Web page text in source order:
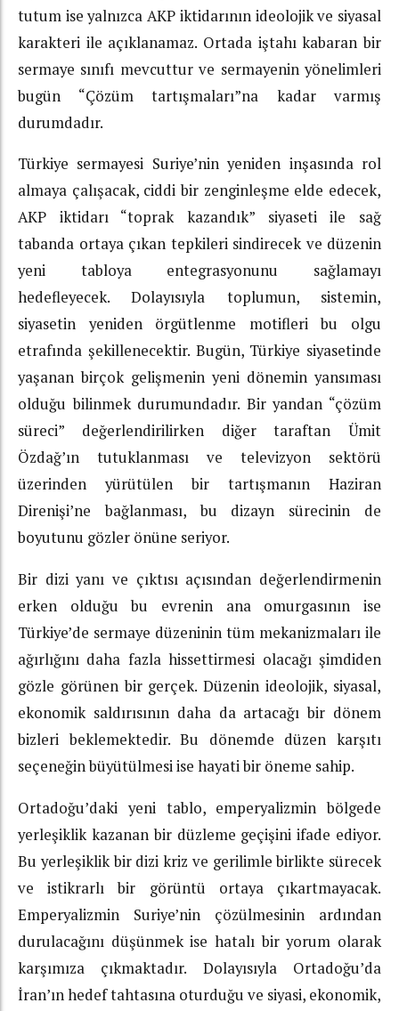
tutum ise yalnızca AKP iktidarının ideolojik ve siyasal
karakteri ile açıklanamaz. Ortada iştahı kabaran bir
sermaye sınıfı mevcuttur ve sermayenin yönelimleri
bugün “Çözüm tartışmaları”na kadar varmış
durumdadır.
Türkiye sermayesi Suriye’nin yeniden inşasında rol
almaya çalışacak, ciddi bir zenginleşme elde edecek,
AKP iktidarı “toprak kazandık” siyaseti ile sağ
tabanda ortaya çıkan tepkileri sindirecek ve düzenin
yeni tabloya entegrasyonunu sağlamayı
hedefleyecek. Dolayısıyla toplumun, sistemin,
siyasetin yeniden örgütlenme motifleri bu olgu
etrafında şekillenecektir. Bugün, Türkiye siyasetinde
yaşanan birçok gelişmenin yeni dönemin yansıması
olduğu bilinmek durumundadır. Bir yandan “çözüm
süreci” değerlendirilirken diğer taraftan Ümit
Özdağ’ın tutuklanması ve televizyon sektörü
üzerinden yürütülen bir tartışmanın Haziran
Direnişi’ne bağlanması, bu dizayn sürecinin de
boyutunu gözler önüne seriyor.
Bir dizi yanı ve çıktısı açısından değerlendirmenin
erken olduğu bu evrenin ana omurgasının ise
Türkiye’de sermaye düzeninin tüm mekanizmaları ile
ağırlığını daha fazla hissettirmesi olacağı şimdiden
gözle görünen bir gerçek. Düzenin ideolojik, siyasal,
ekonomik saldırısının daha da artacağı bir dönem
bizleri beklemektedir. Bu dönemde düzen karşıtı
seçeneğin büyütülmesi ise hayati bir öneme sahip.
Ortadoğu’daki yeni tablo, emperyalizmin bölgede
yerleşiklik kazanan bir düzleme geçişini ifade ediyor.
Bu yerleşiklik bir dizi kriz ve gerilimle birlikte sürecek
ve istikrarlı bir görüntü ortaya çıkartmayacak.
Emperyalizmin Suriye’nin çözülmesinin ardından
durulacağını düşünmek ise hatalı bir yorum olarak
karşımıza çıkmaktadır. Dolayısıyla Ortadoğu’da
İran’ın hedef tahtasına oturduğu ve siyasi, ekonomik,